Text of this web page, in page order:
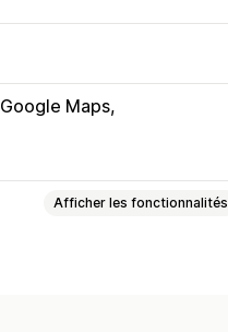
Google Maps
Afficher les fonctionnalités